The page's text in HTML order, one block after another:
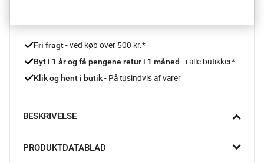
Fri fragt - ved køb over 500 kr.*
Byt i 1 år og få pengene retur i 1 måned - i alle butikker*
Klik og hent i butik - På tusindvis af varer
BESKRIVELSE
unikke form inspireret af den elegante fisk, koi-karpen. Det
PRODUKTDATABLAD